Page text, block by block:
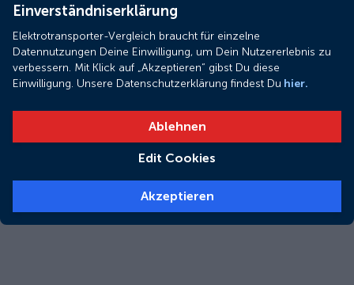
Einverständniserklärung
Elektrotransporter-Vergleich braucht für einzelne
Datennutzungen Deine Einwilligung, um Dein Nutzererlebnis zu
verbessern. Mit Klick auf „Akzeptieren“ gibst Du diese
Einwilligung. Unsere Datenschutzerklärung findest Du hier.
Ablehnen
Edit Cookies
Akzeptieren